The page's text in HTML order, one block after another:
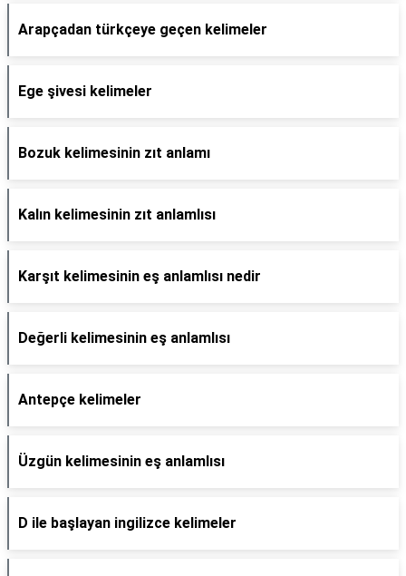
Arapçadan türkçeye geçen kelimeler
Ege şivesi kelimeler
Bozuk kelimesinin zıt anlamı
Kalın kelimesinin zıt anlamlısı
Karşıt kelimesinin eş anlamlısı nedir
Değerli kelimesinin eş anlamlısı
Antepçe kelimeler
Üzgün kelimesinin eş anlamlısı
D ile başlayan ingilizce kelimeler